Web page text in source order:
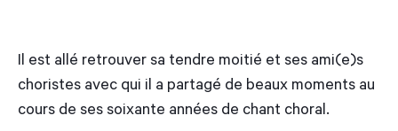
Il est allé retrouver sa tendre moitié et ses ami(e)s
choristes avec qui il a partagé de beaux moments au
cours de ses soixante années de chant choral.